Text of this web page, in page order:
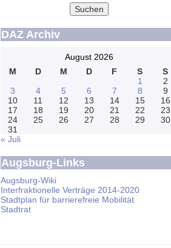
Suchen
DAZ Archiv
August 2026
M
D M D F S
S
1
2
3
4 5 6 7 8
9
10
11 12 13 14 15
16
17
18 19 20 21 22
23
24
25 26 27 28 29
30
31
« Juli
Augsburg-Links
Augsburg-Wiki
Interfraktionelle Verträge 2014-2020
Stadtplan für barrierefreie Mobilität
Stadtrat